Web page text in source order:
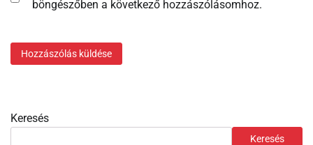
böngészőben a következő hozzászólásomhoz.
Keresés
Keresés